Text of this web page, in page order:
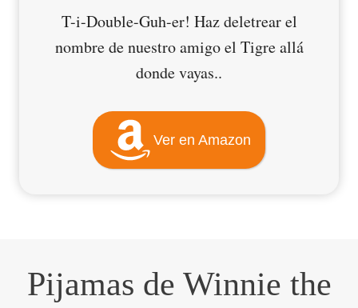
T-i-Double-Guh-er! Haz deletrear el
nombre de nuestro amigo el Tigre allá
donde vayas..
Ver en Amazon
Pijamas de Winnie the